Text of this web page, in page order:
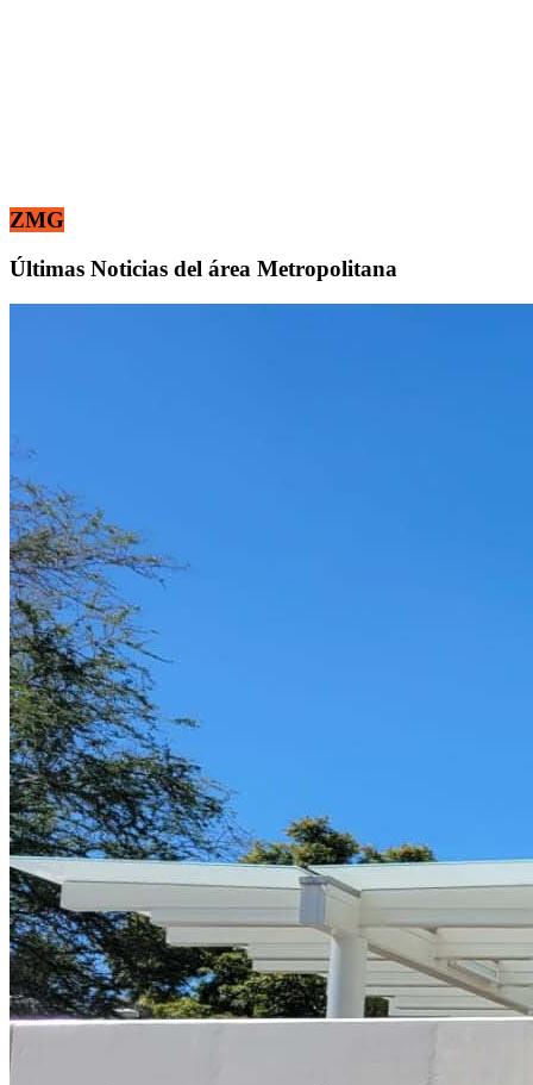
ZMG
Últimas Noticias del área Metropolitana